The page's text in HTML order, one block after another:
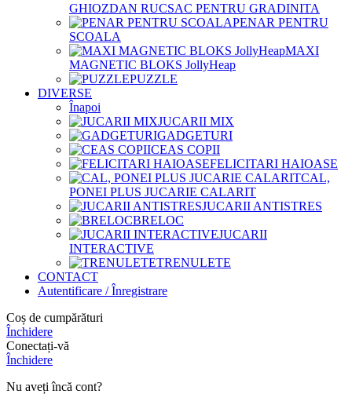
GHIOZDAN RUCSAC PENTRU GRADINITA
PENAR PENTRU
SCOALA
MAXI
MAGNETIC BLOKS JollyHeap
PUZZLE
DIVERSE
Înapoi
JUCARII MIX
GADGETURI
CEAS COPII
FELICITARI HAIOASE
CAL,
PONEI PLUS JUCARIE CALARIT
JUCARII ANTISTRES
BRELOC
JUCARII
INTERACTIVE
TRENULETE
CONTACT
Autentificare / Înregistrare
Coș de cumpărături
Închidere
Conectați-vă
Închidere
Nu aveți încă cont?